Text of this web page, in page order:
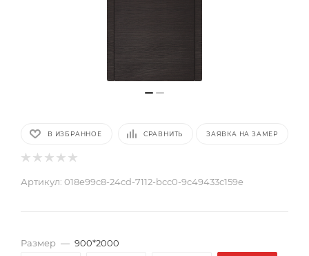
В ИЗБРАННОЕ СРАВНИТЬ ЗАЯВКА НА ЗАМЕР
Артикул: 018e99c8-24cd-7112-bcc0-9c49433c159e
Размер — 900*2000